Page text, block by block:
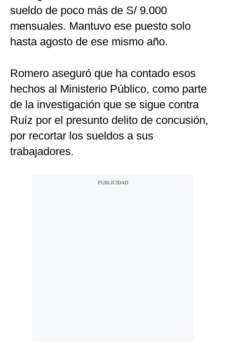
sueldo de poco más de S/ 9.000
mensuales. Mantuvo ese puesto solo
hasta agosto de ese mismo año.
Romero aseguró que ha contado esos
hechos al Ministerio Público, como parte
de la investigación que se sigue contra
Ruíz por el presunto delito de concusión,
por recortar los sueldos a sus
trabajadores.